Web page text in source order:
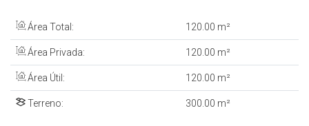
Área Total: 120 .00 m²
Área Privada: 120 .00 m²
Área Útil: 120 .00 m²
Terreno: 300 .00 m²